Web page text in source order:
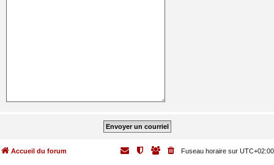
Accueil du forum Fuseau horaire sur UTC+02:00